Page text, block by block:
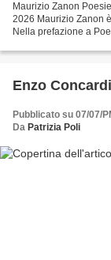
Maurizio Zanon
2026 Maurizio Zanon
Nella prefazione a
Enzo
Pubblicato su 07/07/
Da Patrizia Poli